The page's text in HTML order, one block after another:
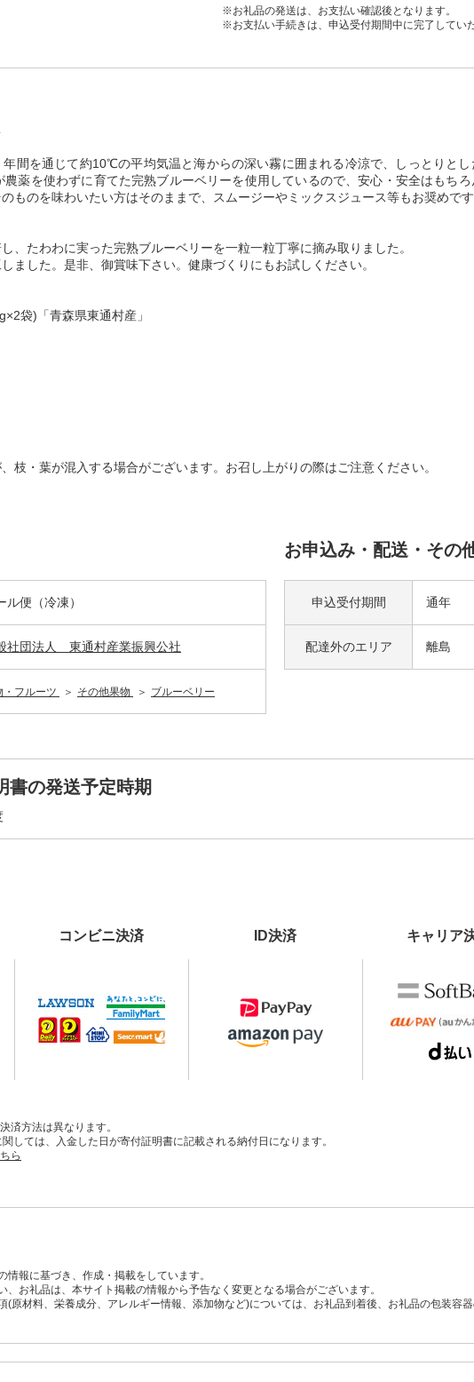
※お礼品の発送は、お支払い確認後となります。
※お支払い手続きは、申込受付期間中に完了してい
間を通じて約10℃の平均気温と海からの深い霧に囲まれる冷涼で、しっとりと
薬を使わずに育てた完熟ブルーベリーを使用しているので、安心・安全はもち
ものを味わいたい方はそのままで、スムージーやミックスジュース等もお奨めで
、たわわに実った完熟ブルーベリーを一粒一粒丁寧に摘み取りました。
ました。是非、御賞味下さい。健康づくりにもお試しください。
袋)「青森県東通村産」
枝・葉が混入する場合がございます。お召し上がりの際はご注意ください。
ル便（冷凍）
社団法人 東通村産業振興公社
・フルーツ その他果物 ブルーベリー
お申込み・配送・その
申込受付期間 通年
配達外のエリア 離島
書の発送予定時期
コンビニ決済 ID決済 キャリア
済方法は異なります。
しては、入金した日が寄付証明書に記載される納付日になります。
ら
報に基づき、作成・掲載をしています。
お礼品は、本サイト掲載の情報から予告なく変更となる場合がございます。
原材料、栄養成分、アレルギー情報、添加物など)については、お礼品到着後、お礼品の包装容